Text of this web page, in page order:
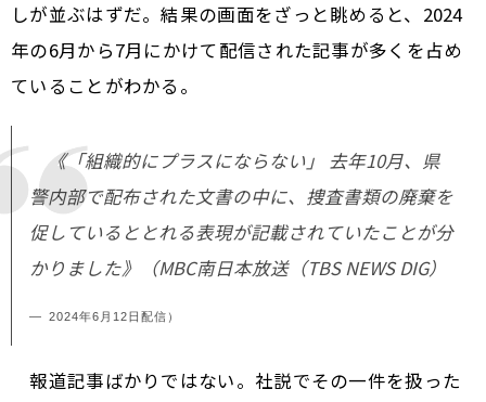
しが並ぶはずだ。結果の画面をざっと眺めると、2024
年の6月から7月にかけて配信された記事が多くを占め
ていることがわかる。
《「組織的にプラスにならない」 去年10月、県
警内部で配布された文書の中に、捜査書類の廃棄を
促しているととれる表現が記載されていたことが分
かりました》（MBC南日本放送（TBS NEWS DIG）
2024年6月12日配信）
報道記事ばかりではない。社説でその一件を扱った